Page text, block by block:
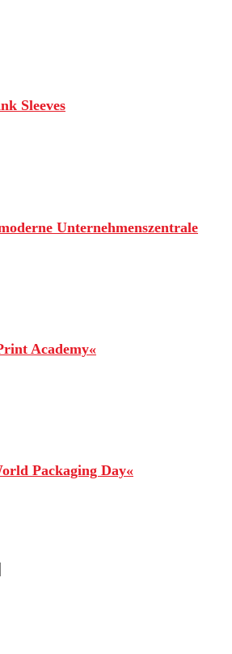
Sleeves
Unternehmenszentrale
Academy«
Packaging Day«